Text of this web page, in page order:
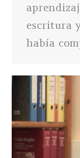
escritura
había